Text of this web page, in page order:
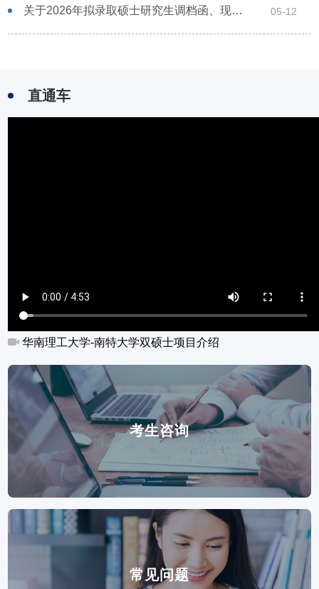
关于2026年拟录取硕士研究生调档函、现实表现复审表、组织关系、户口迁移、协议书、通知书邮寄地址校对等事宜的通知 05-12
直通车
华南理工大学-南特大学双硕士项目介绍
考生咨询
常见问题